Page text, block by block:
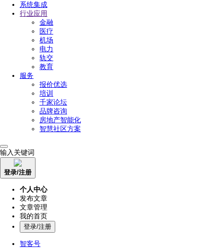
系统集成
行业应用
金融
医疗
机场
电力
轨交
教育
服务
报价优选
培训
千家论坛
品牌咨询
房地产智能化
智慧社区方案
输入关键词
登录/注册
个人中心
发布文章
文章管理
我的首页
登录/注册
智客号